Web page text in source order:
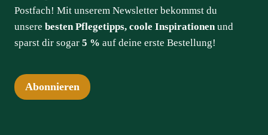
Postfach! Mit unserem Newsletter bekommst du
unsere besten Pflegetipps, coole Inspirationenund
sparst dir sogar 5 % auf deine erste Bestellung!
Abonnieren